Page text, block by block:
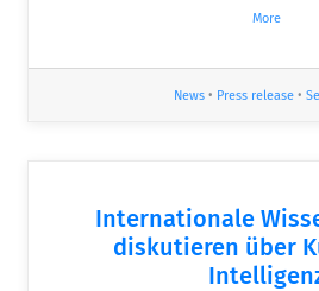
More
News • Press release •
Internationale
diskutieren über